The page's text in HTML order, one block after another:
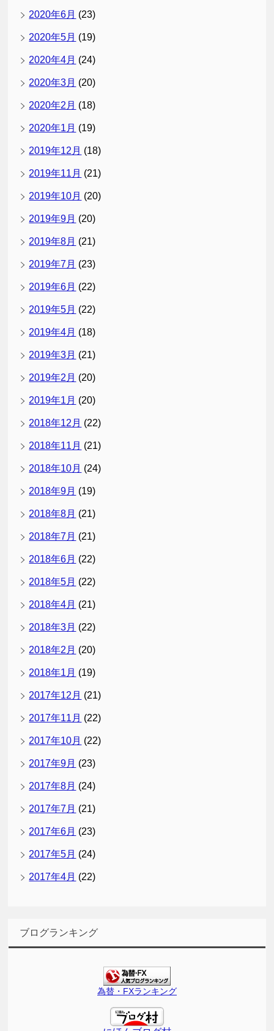
2020年6月 (23)
2020年5月 (19)
2020年4月 (24)
2020年3月 (20)
2020年2月 (18)
2020年1月 (19)
2019年12月 (18)
2019年11月 (21)
2019年10月 (20)
2019年9月 (20)
2019年8月 (21)
2019年7月 (23)
2019年6月 (22)
2019年5月 (22)
2019年4月 (18)
2019年3月 (21)
2019年2月 (20)
2019年1月 (20)
2018年12月 (22)
2018年11月 (21)
2018年10月 (24)
2018年9月 (19)
2018年8月 (21)
2018年7月 (21)
2018年6月 (22)
2018年5月 (22)
2018年4月 (21)
2018年3月 (22)
2018年2月 (20)
2018年1月 (19)
2017年12月 (21)
2017年11月 (22)
2017年10月 (22)
2017年9月 (23)
2017年8月 (24)
2017年7月 (21)
2017年6月 (23)
2017年5月 (24)
2017年4月 (22)
ブログランキング
為替・FXランキング